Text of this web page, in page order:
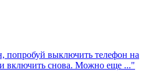
выключить телефон на
включить снова. Можно еще ..."